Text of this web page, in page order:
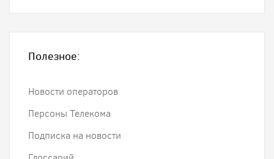
Полезное:
Новости операторов
Персоны Телекома
Подписка на новости